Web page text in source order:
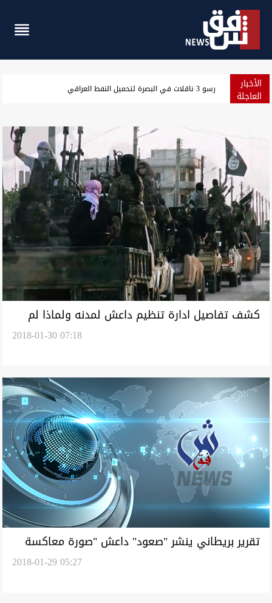
الأخبار
العاجلة مسؤول سعودي: نرصد استعدادات من جماعات عراقية لمهاجمتنا
كشف تفاصيل ادارة تنظيم داعش لمدنه ولماذا لم
2018-01-30 07:18
تقرير بريطاني ينشر "صعود" داعش "صورة معاكسة
للجيش" بالموصل وكيف انتهى التنظيم2018-01-29 05:27